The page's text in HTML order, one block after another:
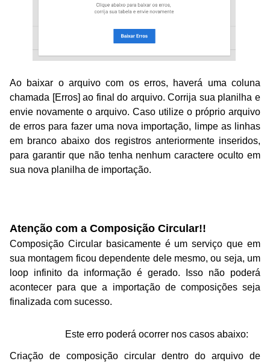
Ao baixar o arquivo com os erros, haverá uma coluna
chamada [Erros] ao final do arquivo. Corrija sua planilhae
envie novamente o arquivo. Caso utilize o próprio arquivo
de erros para fazer uma nova importação, limpe as linhas
em branco abaixo dos registros anteriormente inseridos,
para garantir que não tenha nenhum caractere oculto em
sua nova planilha de importação.
Atenção com a Composição Circular!!
Composição Circular basicamenteé umserviçoque em
sua montagem ficou dependente del emesmo, ou seja, um
loop infinito da informação é gerado. Isso não poderá
acontecer para que a importação de composições seja
finalizada com sucesso.
Este erro poderá ocorrer nos casos abaixo:
Criação de composição circular dentro do arquivo de